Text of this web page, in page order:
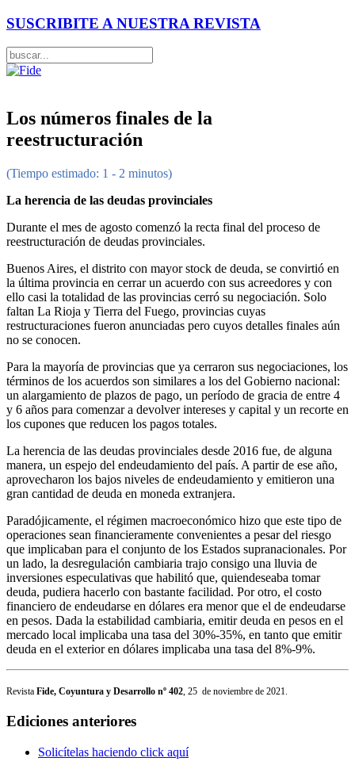
SUSCRIBITE A NUESTRA REVISTA
Los números finales de la
reestructuración
(Tiempo estimado: 1 - 2 minutos)
La herencia de las deudas provinciales
Durante el mes de agosto comenzó la recta final del proceso de
reestructuración de deudas provinciales.
Buenos Aires, el distrito con mayor stock de deuda, se convirtió en
la última provincia en cerrar un acuerdo con sus acreedores y con
ello casi la totalidad de las provincias cerró su negociación. Solo
faltan La Rioja y Tierra del Fuego, provincias cuyas
restructuraciones fueron anunciadas pero cuyos detalles finales aún
no se conocen.
Para la mayoría de provincias que ya cerraron sus negociaciones, los
términos de los acuerdos son similares a los del Gobierno nacional:
un alargamiento de plazos de pago, un período de gracia de entre 4
y 6 años para comenzar a devolver intereses y capital y un recorte en
los cupones que reducen los pagos totales.
La herencia de las deudas provinciales desde 2016 fue, de alguna
manera, un espejo del endeudamiento del país. A partir de ese año,
aprovecharon los bajos niveles de endeudamiento y emitieron una
gran cantidad de deuda en moneda extranjera.
Paradójicamente, el régimen macroeconómico hizo que este tipo de
operaciones sean financieramente convenientes a pesar del riesgo
que implicaban para el conjunto de los Estados supranacionales. Por
un lado, la desregulación cambiaria trajo consigo una lluvia de
inversiones especulativas que habilitó que, quiendeseaba tomar
deuda, pudiera hacerlo con bastante facilidad. Por otro, el costo
financiero de endeudarse en dólares era menor que el de endeudarse
en pesos. Dada la estabilidad cambiaria, emitir deuda en pesos en el
mercado local implicaba una tasa del 30%-35%, en tanto que emitir
deuda en el exterior en dólares implicaba una tasa del 8%-9%.
Revista Fide, Coyuntura y Desarrollo nº 402, 25 de noviembre de 2021.
Ediciones anteriores
Solicítelas haciendo click aquí